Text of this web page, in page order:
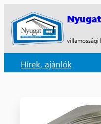
villamossági
Hírek, ajánlók